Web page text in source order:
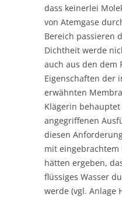
dass keinerlei
von Atemgase
Bereich passieren
Dichtheit werde
auch aus den dem
Eigenschaften der
erwähnten
Klägerin
angegriffenen
diesen
mit eingebrachtem
hätten ergeben,
flüssiges Wasser
werde (vgl. Anlage